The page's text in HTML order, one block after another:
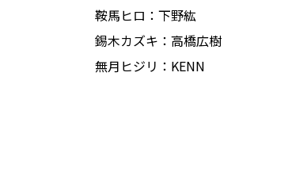
鞍馬ヒロ：下野紘
錫木カズキ：高橋広樹
無月ヒジリ：KENN